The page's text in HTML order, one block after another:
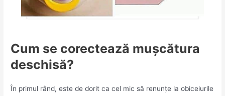
Cum se corectează mușcătura
deschisă?
În primul rând, este de dorit ca cel mic să renunțe la obiceiurile